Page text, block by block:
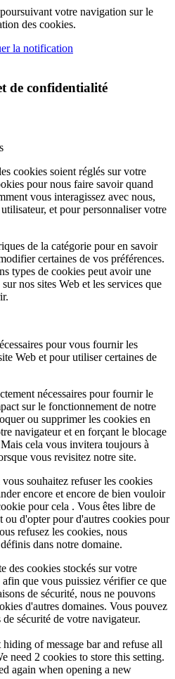
votre navigation sur le
des cookies.
la notification
de confidentialité
cookies soient réglés sur votre
pour nous faire savoir quand
vous interagissez avec nous,
et pour personnaliser votre
de la catégorie pour en savoir
certaines de vos préférences.
types de cookies peut avoir une
nos sites Web et les services que
pour vous fournir les
Web et pour utiliser certaines de
nécessaires pour fournir le
sur le fonctionnement de notre
ou supprimer les cookies en
navigateur et en forçant le blocage
cela vous invitera toujours à
vous revisitez notre site.
souhaitez refuser les cookies
encore et encore de bien vouloir
pour cela . Vous êtes libre de
ou d'opter pour d'autres cookies pour
refusez les cookies, nous
dans notre domaine.
des cookies stockés sur votre
que vous puissiez vérifier ce que
de sécurité, nous ne pouvons
d'autres domaines. Vous pouvez
sécurité de votre navigateur.
of message bar and refuse all
need 2 cookies to store this setting.
again when opening a new